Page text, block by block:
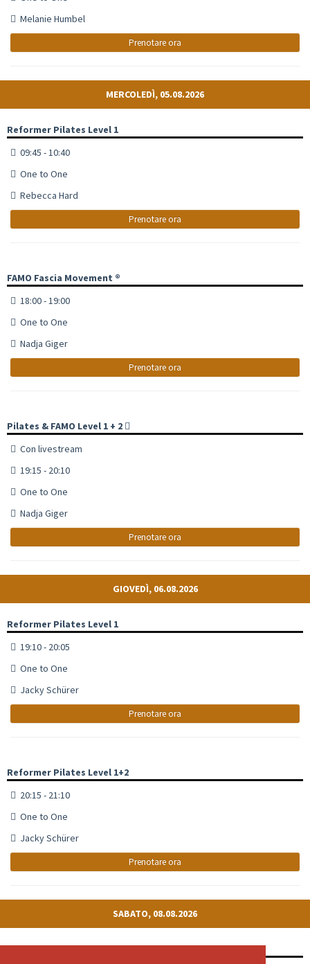
Melanie Humbel
Prenotare ora
MERCOLEDÌ, 05.08.2026
Reformer Pilates Level 1
09:45 - 10:40
One to One
Rebecca Hard
Prenotare ora
FAMO Fascia Movement ®
18:00 - 19:00
One to One
Nadja Giger
Prenotare ora
Pilates & FAMO Level 1 + 2
Con livestream
19:15 - 20:10
One to One
Nadja Giger
Prenotare ora
GIOVEDÌ, 06.08.2026
Reformer Pilates Level 1
19:10 - 20:05
One to One
Jacky Schürer
Prenotare ora
Reformer Pilates Level 1+2
20:15 - 21:10
One to One
Jacky Schürer
Prenotare ora
SABATO, 08.08.2026
Reformer Pilates